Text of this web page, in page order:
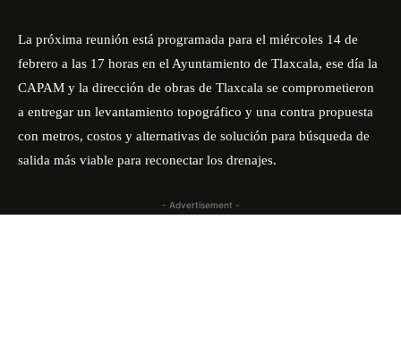
La próxima reunión está programada para el miércoles 14 de
febrero a las 17 horas en el Ayuntamiento de Tlaxcala, ese día la
CAPAM y la dirección de obras de Tlaxcala se comprometieron
a entregar un levantamiento topográfico y una contra propuesta
con metros, costos y alternativas de solución para búsqueda de
salida más viable para reconectar los drenajes.
- Advertisement -